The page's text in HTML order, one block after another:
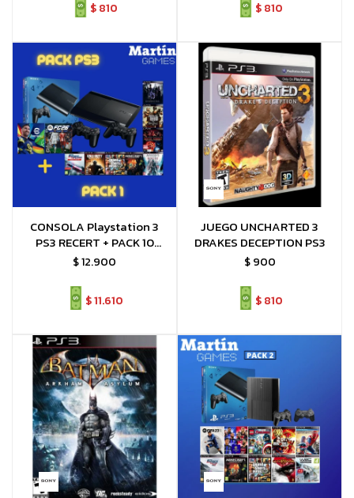
$810 $810
CONSOLA Playstation 3
PS3 RECERT + PACK 10
JUEGOS FC26 MOD
$12.900
$11.610
JUEGO UNCHARTED 3
DRAKES DECEPTION PS3
$ 900
$810